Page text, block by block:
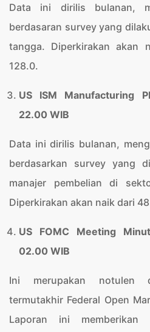
Data ini dirilis bulanan,
berdasaran survey yang
tangga. Diperkirakan akan
128.0.
US ISM Manufacturing
22.00 WIB
Data ini dirilis bulanan,
berdasarkan survey yang
manajer pembelian di
Diperkirakan akan naik dari
US FOMC Meeting
02.00 WIB
Ini merupakan notulen
termutakhir Federal Open
Laporan ini